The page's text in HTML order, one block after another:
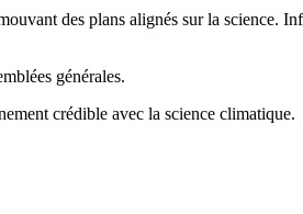
des plans alignés sur la science.
générales.
crédible avec la science climatique.